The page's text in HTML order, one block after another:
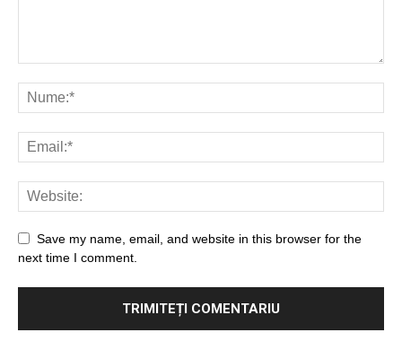
Save my name, email, and website in this browser for the
next time I comment.